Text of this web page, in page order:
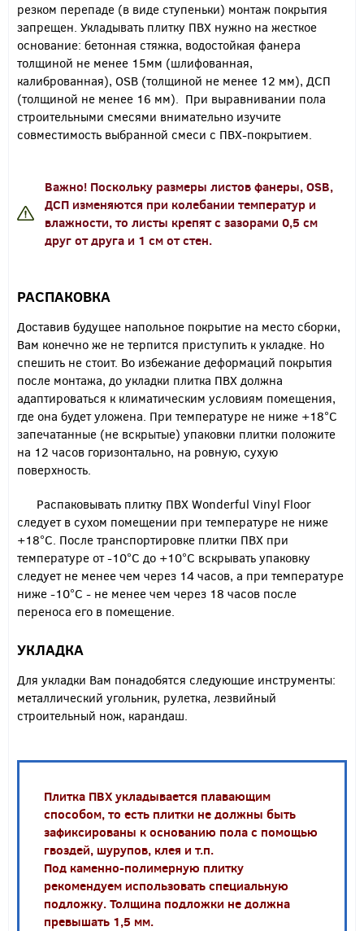
резком перепаде (в виде ступеньки) монтаж покрытия
запрещен. Укладывать плитку ПВХ нужно на жесткое
основание: бетонная стяжка, водостойкая фанера
толщиной не менее 15мм (шлифованная,
калиброванная), OSB (толщиной не менее 12 мм), ДСП
(толщиной не менее 16 мм). При выравнивании пола
строительными смесями внимательно изучите
совместимость выбранной смеси с ПВХ-покрытием.
Важно! Поскольку размеры листов фанеры, OSB,
ДСП изменяются при колебании температур и
влажности, то листы крепят с зазорами 0,5 см
друг от друга и 1 см от стен.
РАСПАКОВКА
Доставив будущее напольное покрытие на место сборки,
Вам конечно же не терпится приступить к укладке. Но
спешить не стоит. Во избежание деформаций покрытия
после монтажа, до укладки плитка ПВХ должна
адаптироваться к климатическим условиям помещения,
где она будет уложена. При температуре не ниже +18°С
запечатанные (не вскрытые) упаковки плитки положите
на 12 часов горизонтально, на ровную, сухую
поверхность.
Распаковывать плитку ПВХ Wonderful Vinyl Floor
следует в сухом помещении при температуре не ниже
+18°С. После транспортировке плитки ПВХ при
температуре от -10°С до +10°С вскрывать упаковку
следует не менее чем через 14 часов, а при температуре
ниже -10°С - не менее чем через 18 часов после
переноса его в помещение.
УКЛАДКА
Для укладки Вам понадобятся следующие инструменты:
металлический угольник, рулетка, лезвийный
строительный нож, карандаш.
Плитка ПВХ укладывается плавающим
способом, то есть плитки не должны быть
зафиксированы к основанию пола с помощью
гвоздей, шурупов, клея и т.п.
Под каменно-полимерную плитку
рекомендуем использовать специальную
подложку. Толщина подложки не должна
превышать 1,5 мм.